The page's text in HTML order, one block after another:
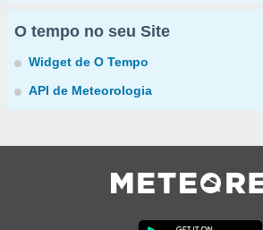
O tempo no seu Site
Widget de O Tempo
API de Meteorologia